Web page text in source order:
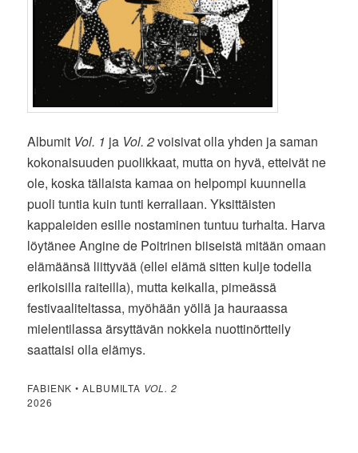
Albumit Vol. 1 ja Vol. 2voisivat olla yhden ja saman
kokonaisuuden puolikkaat, mutta on hyvä, etteivät ne
ole, koska tällaista kamaa on helpompi kuunnella
puoli tuntia kuin tunti kerrallaan. Yksittäisten
kappaleiden esille nostaminen tuntuu turhalta. Harva
löytänee Angine de Poitrinen biiseistä mitään omaan
elämäänsä liittyvää (ellei elämä sitten kulje todella
erikoisilla raiteilla), mutta keikalla, pimeässä
festivaaliteltassa, myöhään yöllä ja hauraassa
mielentilassa ärsyttävän nokkela nuottinörtteily
saattaisi olla elämys.
FABIENK • ALBUMILTA VOL. 2
2026